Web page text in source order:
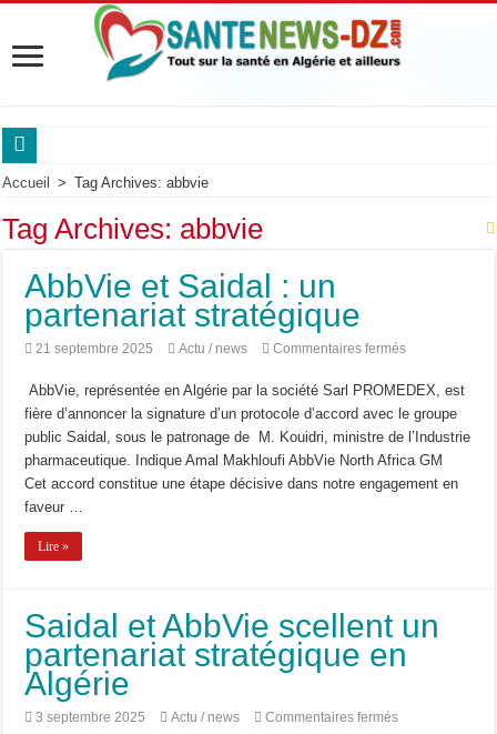
Sanofi Algérie mobilise les experts des maladies respiratoires.
Maladie de Pompe : « Les complications respiratoires peuvent être silencieuses
Maladie de Pompe : les experts alertent sur l’urgence d’un diagnostic précoce
Saidal et Boehringer Ingelheim: Produire localement des traitements innovants
Pr Nouioua alerte sur les signes respiratoires qui retardent le diagnostic.
Roche Algérie renforce la coopération africaine.
Sanofi Algérie,un engagement pour l’innovation et la souveraineté
Cancer du sein en Afrique : le Pr Adoubi Innocent souligne l’importance des
Bridge to Care : Roche Algérie renforce la coopération africaine pour améliorer
Accueil > Tag Archives: abbvie
Tag Archives: abbvie
AbbVie et Saidal : un
partenariat stratégique
21 septembre 2025 Actu / news Commentaires ferméssur
Saidal
:
un
partenariat
stratégique
AbbVie, représentée en Algérie par la société Sarl PROMEDEX, est
fière d’annoncer la signature d’un protocole d’accord avec le groupe
public Saidal, sous le patronage de M. Kouidri, ministre de l’Industrie
pharmaceutique. Indique Amal Makhloufi AbbVie North Africa GM
Cet accord constitue une étape décisive dans notre engagement en
faveur …
Lire »
Saidal et AbbVie scellent un
partenariat stratégique en
Algérie
3 septembre 2025 Actu / news Commentaires ferméssur